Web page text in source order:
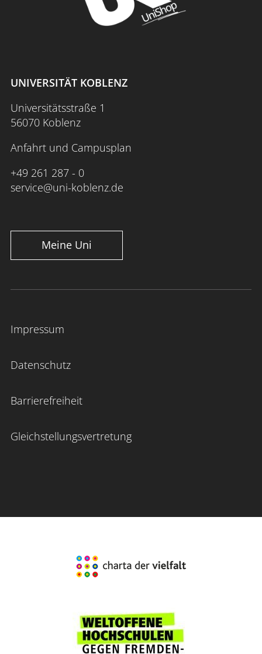
UNIVERSITÄT KOBLENZ
Universitätsstraße 1
56070 Koblenz
Anfahrt und Campusplan
+49 261 287 - 0
service@uni-koblenz.de
Meine Uni
Impressum
Datenschutz
Barrierefreiheit
Gleichstellungsvertretung